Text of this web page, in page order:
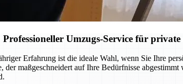
Umzugs-Service für
Erfahrung ist die ideale Wahl, wenn Sie Ihre
maßgeschneidert auf Ihre Bedürfnisse